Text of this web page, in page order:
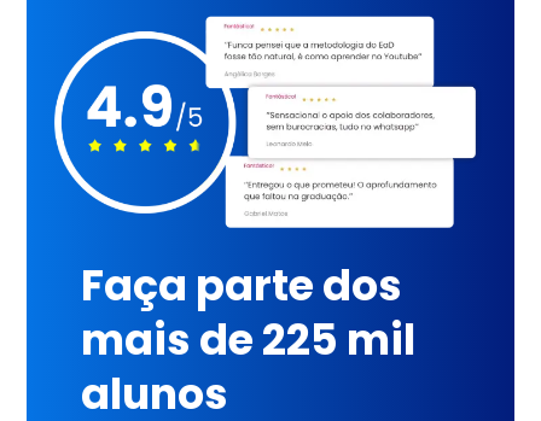
Faça parte dos
mais de 225 mil
alunos